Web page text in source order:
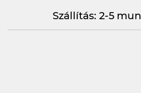
Szállítás: 2-5